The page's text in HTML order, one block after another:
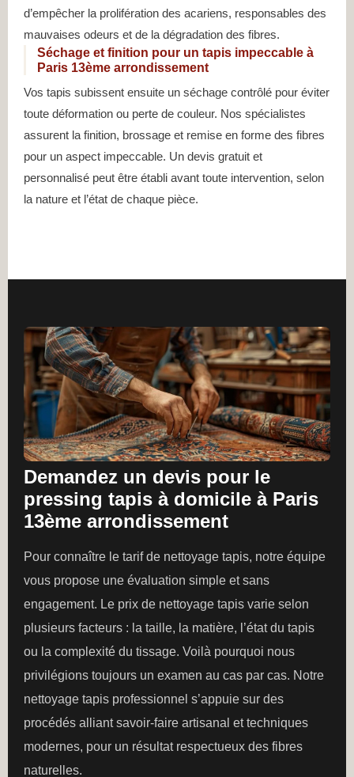
d’empêcher la prolifération des acariens, responsables des
mauvaises odeurs et de la dégradation des fibres.
Séchage et finition pour un tapis impeccable à
Paris 13ème arrondissement
Vos tapis subissent ensuite un séchage contrôlé pour éviter
toute déformation ou perte de couleur. Nos spécialistes
assurent la finition, brossage et remise en forme des fibres
pour un aspect impeccable. Un devis gratuit et
personnalisé peut être établi avant toute intervention, selon
la nature et l’état de chaque pièce.
Demandez un devis pour le
pressing tapis à domicile à Paris
13ème arrondissement
Pour connaître le tarif de nettoyage tapis, notre équipe
vous propose une évaluation simple et sans
engagement. Le prix de nettoyage tapis varie selon
plusieurs facteurs : la taille, la matière, l’état du tapis
ou la complexité du tissage. Voilà pourquoi nous
privilégions toujours un examen au cas par cas. Notre
nettoyage tapis professionnel s’appuie sur des
procédés alliant savoir-faire artisanal et techniques
modernes, pour un résultat respectueux des fibres
naturelles.